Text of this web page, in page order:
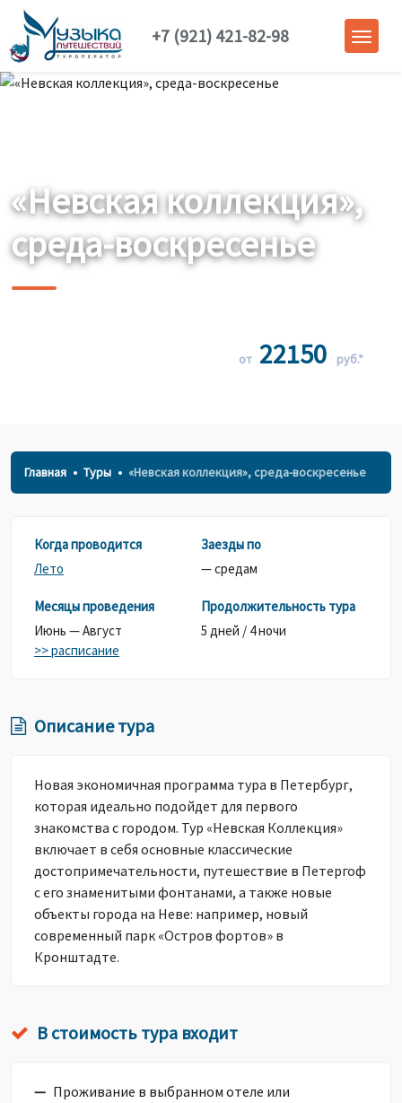
+7 (921) 421-82-98
«Невская коллекция»,
среда-воскресенье
от 22150 руб.*
Главная Туры «Невская коллекция», среда-воскресенье
Когда проводится
Лето
Месяцы проведения
Июнь — Август
>> расписание
Заезды по
— средам
Продолжительность тура
5 дней / 4 ночи
Описание тура
Новая экономичная программа тура в Петербург,
которая идеально подойдет для первого
знакомства с городом. Тур «Невская Коллекция»
включает в себя основные классические
достопримечательности, путешествие в Петергоф
с его знаменитыми фонтанами, а также новые
объекты города на Неве: например, новый
современный парк «Остров фортов» в
Кронштадте.
В стоимость тура входит
Проживание в выбранном отеле или